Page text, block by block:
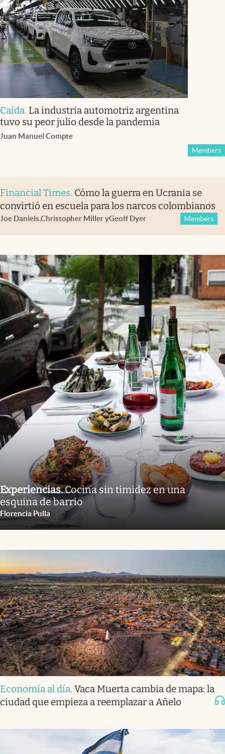
Caída. La industria automotriz argentina
tuvo su peor julio desde la pandemia
Juan Manuel Compte
Members
Financial Times. Cómo la guerra en Ucrania se
convirtió en escuela para los narcos colombianos
Joe Daniels,Christopher MilleryGeoff Dyer Members
Experiencias.Cocina sin timidez en una
esquina de barrio
Florencia Pulla
Economía al día. Vaca Muerta cambia de mapa: la
ciudad que empieza a reemplazar a Añelo